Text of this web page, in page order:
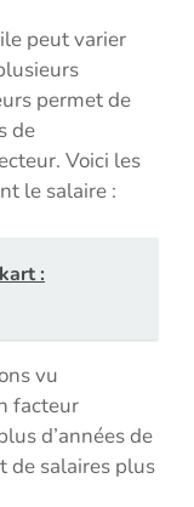
peut varier
permet de
de
Voici les
le salaire :
:
vu
facteur
d’années de
de salaires plus